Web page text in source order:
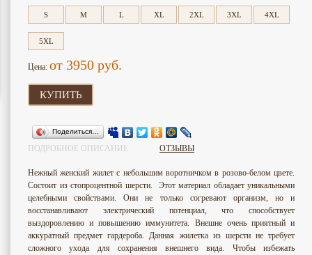
S M L XL 2XL 3XL 4XL
5XL
Цена: от 3950 руб.
КУПИТЬ
Поделиться…
ПОДРОБНОЕ ОПИСАНИЕ ОТЗЫВЫ
Нежный женский жилет с небольшим воротничком в розово-белом цвете.
Состоит из стопроцентной шерсти. Этот материал обладает уникальными
целебными свойствами. Они не только согревают организм, но и
восстанавливают электрический потенциал, что способствует
выздоровлению и повышению иммунитета. Внешне очень приятный и
аккуратный предмет гардероба. Данная жилетка из шерсти не требует
сложного ухода для сохранения внешнего вида. Чтобы избежать